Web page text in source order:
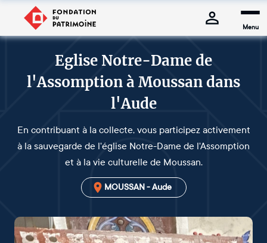
Menu
Eglise Notre-Dame de
l'Assomption à Moussan dans
l'Aude
En contribuant à la collecte, vous participez activement
à la sauvegarde de l'église Notre-Dame de l'Assomption
et à la vie culturelle de Moussan.
MOUSSAN - Aude